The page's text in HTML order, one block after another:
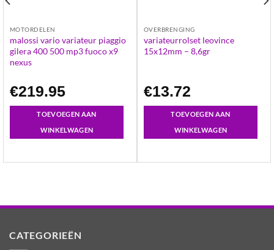
MOTORDELEN
malossi vario variateur piaggio
gilera 400 500 mp3 fuoco x9
nexus
€219.95
TOEVOEGEN AAN
WINKELWAGEN
OVERBRENGING
variateurrolset leovince
15x12mm – 8,6gr
€13.72
TOEVOEGEN AAN
WINKELWAGEN
CATEGORIEËN